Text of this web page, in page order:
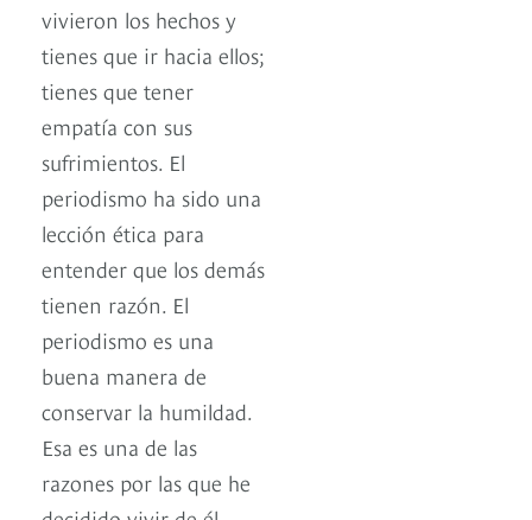
vivieron los hechos y
tienes que ir hacia ellos;
tienes que tener
empatía con sus
sufrimientos. El
periodismo ha sido una
lección ética para
entender que los demás
tienen razón. El
periodismo es una
buena manera de
conservar la humildad.
Esa es una de las
razones por las que he